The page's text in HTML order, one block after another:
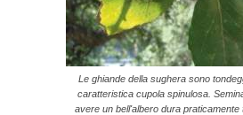
Le ghiande della sughera sono
caratteristica cupola spinulosa.
avere un bell'albero dura praticamente